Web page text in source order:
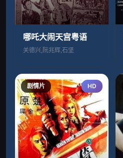
哪吒大闹天宫粤语
关德兴,阮兆辉,石坚
剧情片 HD